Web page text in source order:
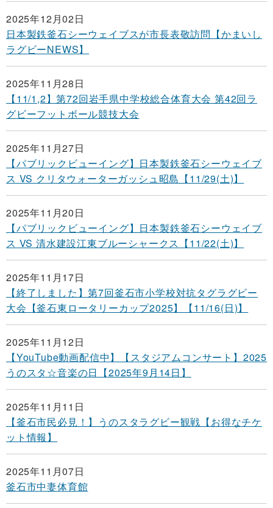
2025年12月02日
日本製鉄釜石シーウェイブスが市長表敬訪問【かまいし
ラグビーNEWS】
2025年11月28日
【11/1,2】第72回岩手県中学校総合体育大会 第42回ラ
グビーフットボール競技大会
2025年11月27日
【パブリックビューイング】日本製鉄釜石シーウェイブ
ス VS クリタウォーターガッシュ昭島【11/29(土)】
2025年11月20日
【パブリックビューイング】日本製鉄釜石シーウェイブ
ス VS 清水建設江東ブルーシャークス【11/22(土)】
2025年11月17日
【終了しました】第7回釜石市小学校対抗タグラグビー
大会【釜石東ロータリーカップ2025】【11/16(日)】
2025年11月12日
【YouTube動画配信中】【スタジアムコンサート】2025
うのスタ☆音楽の日【2025年9月14日】
2025年11月11日
【釜石市民必見！】うのスタラグビー観戦【お得なチケ
ット情報】
2025年11月07日
釜石市中妻体育館